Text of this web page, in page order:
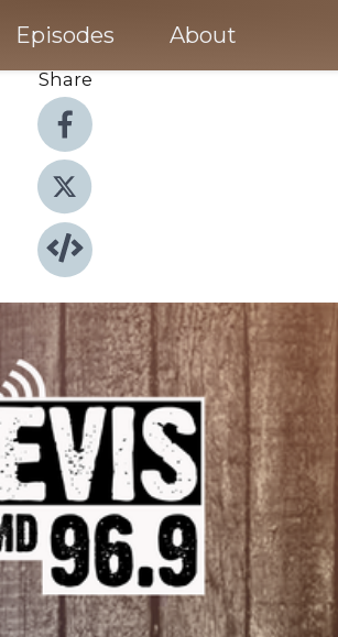
Episodes About
Share